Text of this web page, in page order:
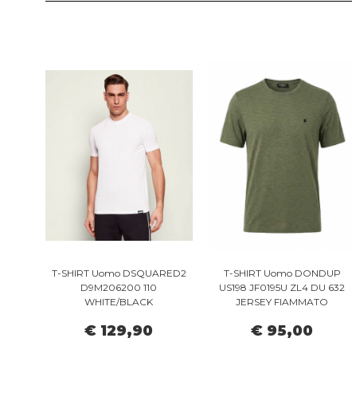
T-SHIRT Uomo DSQUARED2
D9M206200 110
WHITE/BLACK
€ 129,90
T-SHIRT Uomo DONDUP
US198 JF0195U ZL4 DU 632
JERSEY FIAMMATO
€ 95,00